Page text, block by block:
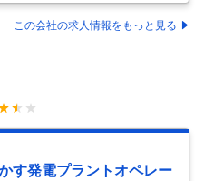
証試験等 ・次世代航空機エンジン
製造技術研究及び開発（ギヤ、滑
航空機向け発電機及び空調システ
更検討、妥当性検証、認定・承認
この会社の求人情報をもっと見る
す発電プラントオペレー